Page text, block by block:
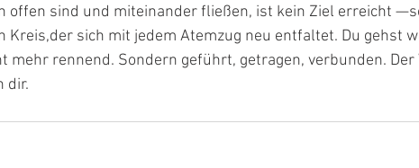
offen sind und miteinander fließen, ist kein Ziel erreicht
Kreis,der sich mit jedem Atemzug neu entfaltet. Du gehst
mehr rennend. Sondern geführt, getragen, verbunden. Der
dir.